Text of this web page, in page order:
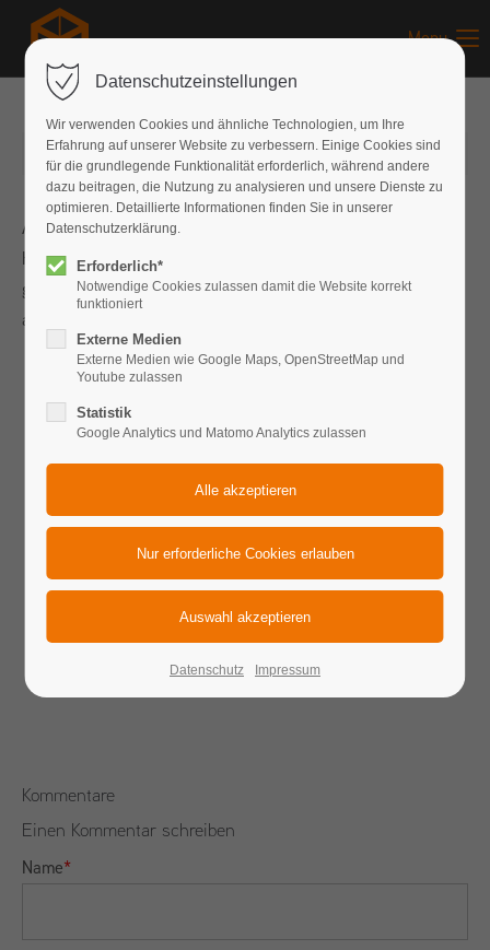
Menu
12.08.2017 von Jonathan Kees (Kommentare: 0)
Am 12. August 2017 waren wir mit diesem
Hochzeitsfeuerwerk als Überraschung des Hochzeitspaares
gebucht. Leider gingen durch den vergessenen Regenschutz
auf der Linse die ersten Sekunden des Videos verloren...
Das Laden von Vimeo wurde nicht erlaubt.
Bitte ändern Sie dieDatenschutz-
Einstellungen
Kommentare
Einen Kommentar schreiben
Name*
Datenschutzeinstellungen
Wir verwenden Cookies und ähnliche Technologien, um Ihre
Erfahrung auf unserer Website zu verbessern. Einige Cookies sind
für die grundlegende Funktionalität erforderlich, während andere
dazu beitragen, die Nutzung zu analysieren und unsere Dienste zu
optimieren. Detaillierte Informationen finden Sie in unserer
Datenschutzerklärung.
Erforderlich*
Notwendige Cookies zulassen damit die Website korrekt
funktioniert
Externe Medien
Externe Medien wie Google Maps, OpenStreetMap und
Youtube zulassen
Statistik
Google Analytics und Matomo Analytics zulassen
Datenschutz Impressum